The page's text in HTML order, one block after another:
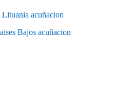
Lituania acuñacion
Bajos acuñacion